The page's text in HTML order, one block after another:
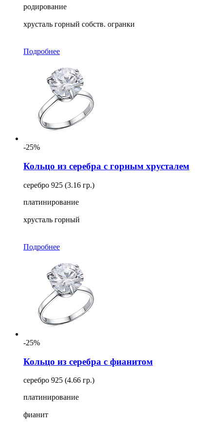
родирование
хрусталь горный собств. огранки
Подробнее
-25%
Кольцо из серебра с горным хрусталем
серебро 925 (3.16 гр.)
платинирование
хрусталь горный
Подробнее
-25%
Кольцо из серебра с фианитом
серебро 925 (4.66 гр.)
платинирование
фианит